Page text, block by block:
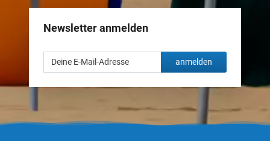
Newsletter anmelden
anmelden